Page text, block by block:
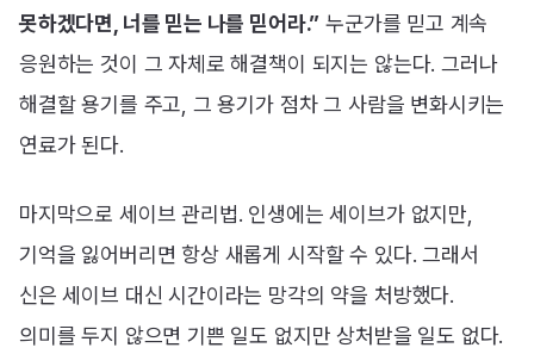
못하겠다면, 너를 믿는 나를 믿어라.” 누군가를 믿고 계속
응원하는 것이 그 자체로 해결책이 되지는 않는다. 그러나
해결할 용기를 주고, 그 용기가 점차 그 사람을 변화시키는
연료가 된다.
마지막으로 세이브 관리법. 인생에는 세이브가 없지만,
기억을 잃어버리면 항상 새롭게 시작할 수 있다. 그래서
신은 세이브 대신 시간이라는 망각의 약을 처방했다.
의미를 두지 않으면 기쁜 일도 없지만 상처받을 일도 없다.